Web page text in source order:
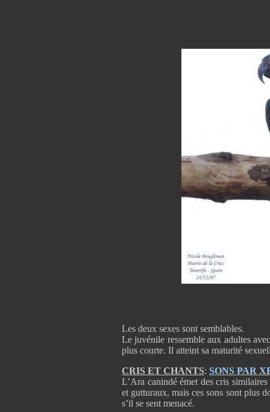
Les deux sexes sont semblables.
Le juvénile ressemble aux adultes
plus courte. Il atteint sa maturité
CRIS ET CHANTS: SONS PAR
L’Ara canindé émet des cris
et gutturaux, mais ces sons sont plus
s’il se sent menacé.